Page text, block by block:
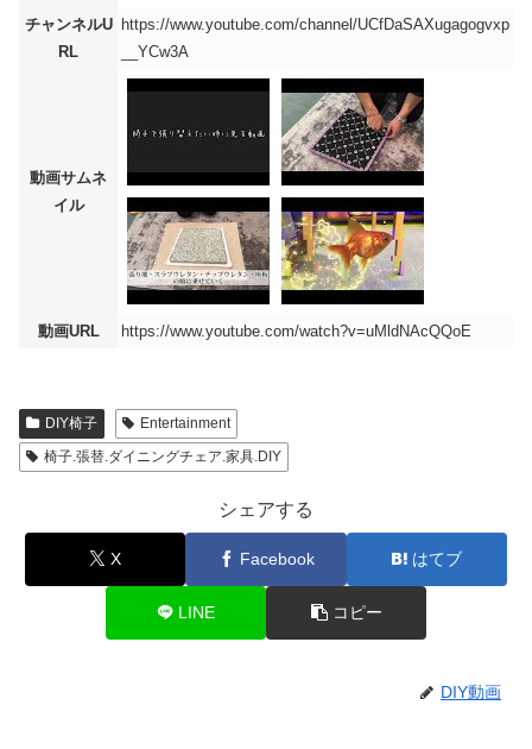
チャンネルU
RL
https://www.youtube.com/channel/UCfDaSAXugagogvxp
__YCw3A
動画サムネ
イル
動画URL https://www.youtube.com/watch?v=uMldNAcQQoE
DIY椅子
Entertainment
椅子.張替.ダイニングチェア.家具.DIY
シェアする
X Facebook はてブ
LINE コピー
DIY動画